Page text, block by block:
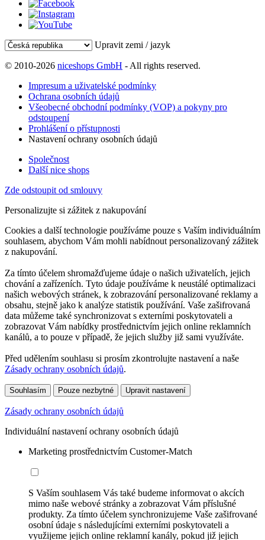
Upravit zemi / jazyk
© 2010-2026 niceshops GmbH - All rights reserved.
Impresum a uživatelské podmínky
Ochrana osobních údajů
Všeobecné obchodní podmínky (VOP) a pokyny pro
odstoupení
Prohlášení o přístupnosti
Nastavení ochrany osobních údajů
Společnost
Další nice shops
Zde odstoupit od smlouvy
Personalizujte si zážitek z nakupování
Cookies a další technologie používáme pouze s Vaším individuálním
souhlasem, abychom Vám mohli nabídnout personalizovaný zážitek
z nakupování.
Za tímto účelem shromažďujeme údaje o našich uživatelích, jejich
chování a zařízeních. Tyto údaje používáme k neustálé optimalizaci
našich webových stránek, k zobrazování personalizované reklamy a
obsahu, stejně jako k analýze statistik používání. Vaše zašifrovaná
data můžeme také synchronizovat s externími poskytovateli a
zobrazovat Vám nabídky prostřednictvím jejich online reklamních
kanálů, a to pouze v případě, že jejich služby již sami využíváte.
Před udělením souhlasu si prosím zkontrolujte nastavení a naše
Zásady ochrany osobních údajů.
Souhlasím Pouze nezbytné Upravit nastavení
Zásady ochrany osobních údajů
Individuální nastavení ochrany osobních údajů
Marketing prostřednictvím Customer-Match
S Vaším souhlasem Vás také budeme informovat o akcích
mimo naše webové stránky a zobrazovat Vám příslušné
produkty. Za tímto účelem synchronizujeme Vaše zašifrované
osobní údaje s následujícími externími poskytovateli a
využijeme jejich online reklamní kanály, pokud již jejich